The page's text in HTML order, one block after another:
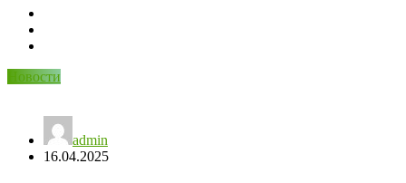
Новости
admin
16.04.2025